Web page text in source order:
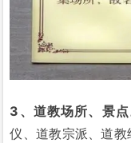
3、道教场所、景
仪、道教宗派、道